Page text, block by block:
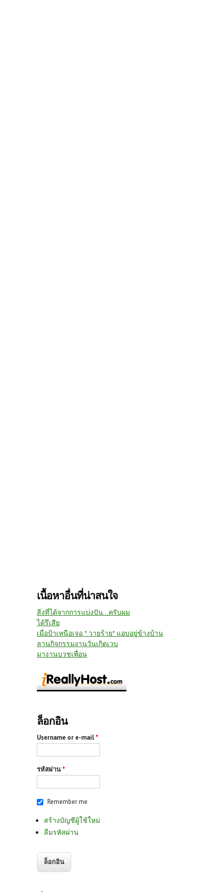
เนื้อหาอื่นที่น่าสนใจ
สิ่งที่ได้จากการแบ่งปัน...ครับผม
ได้รึเสีย
เมื่อป้าเหนือเจอ * วายร้าย* แอบอยู่ข้างบ้าน
ลานกิจกรรมงานวันเกิดเวบ
มางานบวชเพื่อน
ล็อกอิน
Username or e-mail *
รหัสผ่าน *
Remember me
สร้างบัญชีผู้ใช้ใหม่
ลืมรหัสผ่าน